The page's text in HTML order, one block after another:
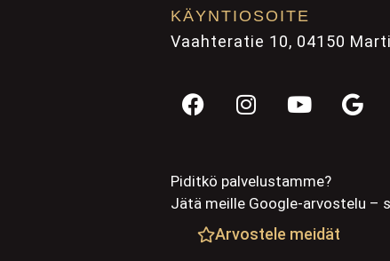
KÄYNTIOSOITE
Vaahteratie 10, 04150
Piditkö palvelustamme?
Jätä meille Google-arvostelu –
Arvostele meidät